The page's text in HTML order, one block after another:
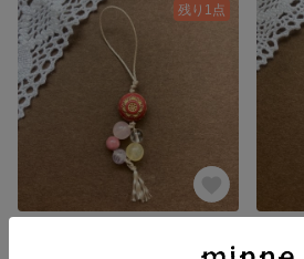
残り1点
1,500円